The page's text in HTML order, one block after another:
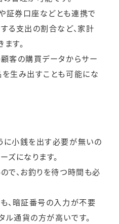
証券口座などとも連携で
る支出の割合など、家計
す。
客の購買データからサー
生み出すことも可能にな
に小銭を出す必要が無いの
ズになります。
で、お釣りを待つ時間も必
、暗証番号の入力が不要
通貨の方が高いです。